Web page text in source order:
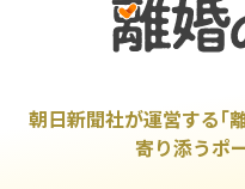
朝日新聞社が運営する｢
寄り添うポ